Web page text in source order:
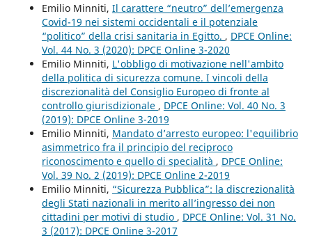
Emilio Minniti, Il carattere “neutro” dell’emergenza
Covid-19 nei sistemi occidentali e il potenziale
“politico” della crisi sanitaria in Egitto. , DPCE Online:
Vol. 44 No. 3 (2020): DPCE Online 3-2020
Emilio Minniti, L'obbligo di motivazione nell'ambito
della politica di sicurezza comune. I vincoli della
discrezionalità del Consiglio Europeo di fronte al
controllo giurisdizionale , DPCE Online: Vol. 40 No. 3
(2019): DPCE Online 3-2019
Emilio Minniti, Mandato d’arresto europeo: l'equilibrio
asimmetrico fra il principio del reciproco
riconoscimento e quello di specialità , DPCE Online:
Vol. 39 No. 2 (2019): DPCE Online 2-2019
Emilio Minniti, “Sicurezza Pubblica”: la discrezionalità
degli Stati nazionali in merito all’ingresso dei non
cittadini per motivi di studio , DPCE Online: Vol. 31 No.
3 (2017): DPCE Online 3-2017